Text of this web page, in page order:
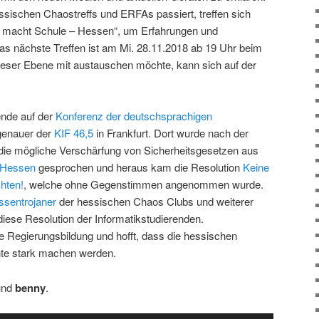
Chaostreffs und ERFAs passiert, treffen sich
Schule – Hessen“, um Erfahrungen und
nächste Treffen ist am Mi. 28.11.2018 ab 19 Uhr beim
Ebene mit austauschen möchte, kann sich auf der
auf der Konferenz der deutschsprachigen
der KIF 46,5 in Frankfurt. Dort wurde nach der
mögliche Verschärfung von Sicherheitsgesetzen aus
gesprochen und heraus kam die Resolution Keine
, welche ohne Gegenstimmen angenommen wurde.
der hessischen Chaos Clubs und weiterer
Resolution der Informatikstudierenden.
Regierungsbildung und hofft, dass die hessischen
stark machen werden.
benny.